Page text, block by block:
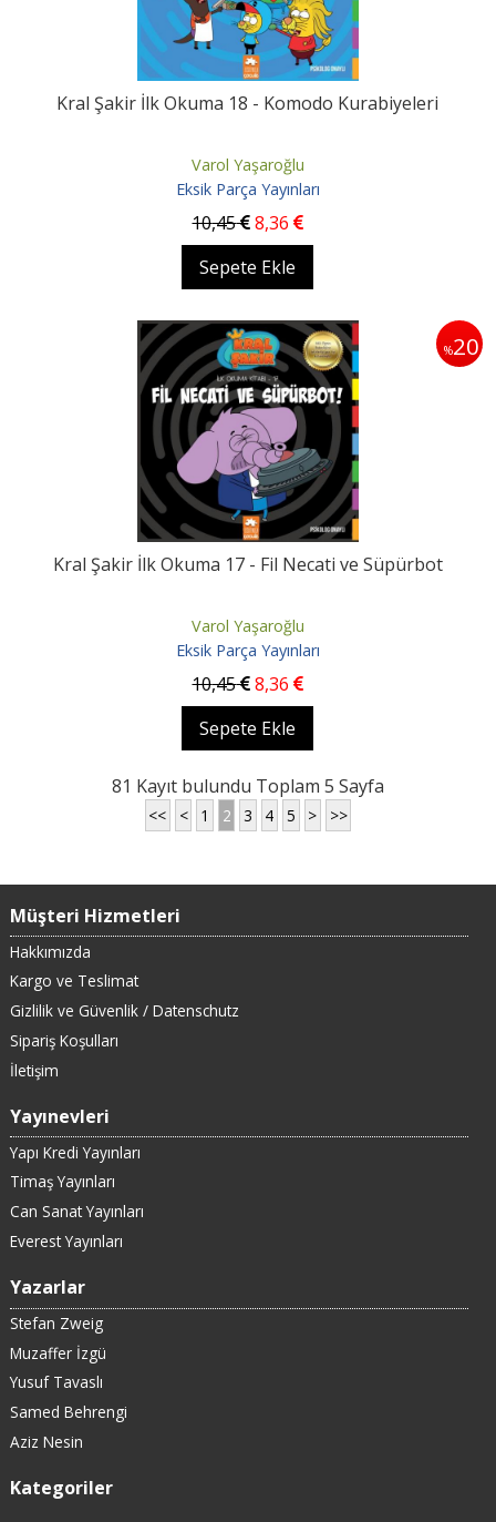
Kral Şakir İlk Okuma 18 - Komodo Kurabiyeleri
Varol Yaşaroğlu
Eksik Parça Yayınları
10,45 8,36
Sepete Ekle
%20
Kral Şakir İlk Okuma 17 - Fil Necati ve Süpürbot
Varol Yaşaroğlu
Eksik Parça Yayınları
10,45 8,36
Sepete Ekle
81 Kayıt bulundu Toplam 5 Sayfa
<< < 1 2 3 4 5 > >>
Müşteri Hizmetleri
Hakkımızda
Kargo ve Teslimat
Gizlilik ve Güvenlik / Datenschutz
Sipariş Koşulları
İletişim
Yayınevleri
Yapı Kredi Yayınları
Timaş Yayınları
Can Sanat Yayınları
Everest Yayınları
Yazarlar
Stefan Zweig
Muzaffer İzgü
Yusuf Tavaslı
Samed Behrengi
Aziz Nesin
Kategoriler